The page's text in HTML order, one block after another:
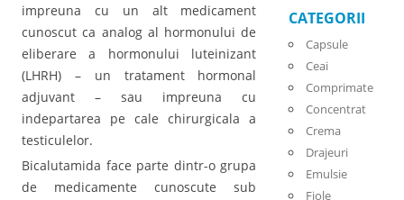
impreuna cu un alt medicament
cunoscut ca analog al hormonului de
eliberare a hormonului luteinizant
(LHRH) – un tratament hormonal
adjuvant – sau impreuna cu
indepartarea pe cale chirurgicala a
testiculelor.
Bicalutamida face parte dintr-o grupa
de medicamente cunoscute sub
CATEGORII
Capsule
Ceai
Comprimate
Concentrat
Crema
Drajeuri
Emulsie
Fiole